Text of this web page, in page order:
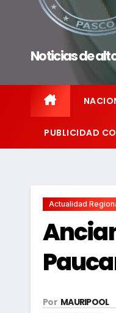
Noticias de
PUBLICIDAD
Actualidad
Por MAURIPOOL